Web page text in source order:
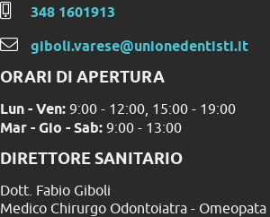
348 1601913
giboli.varese@unionedentisti.it
ORARI DI APERTURA
Lun - Ven: 9:00 - 12:00, 15:00 - 19:00
Mar - Gio - Sab: 9:00 - 13:00
DIRETTORE SANITARIO
Dott. Fabio Giboli
Medico Chirurgo Odontoiatra - Omeopata